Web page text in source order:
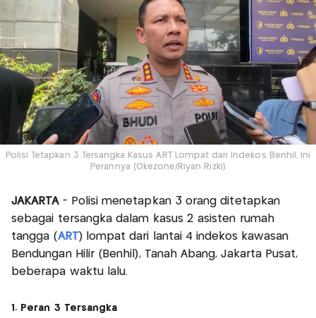
Polisi Tetapkan 3 Tersangka Kasus ART Lompat dari Indekos Benhil, Ini
Perannya (Okezone/Riyan Rizki)
JAKARTA- Polisi menetapkan 3 orang ditetapkan
sebagai tersangka dalam kasus 2 asisten rumah
tangga (ART) lompat dari lantai 4 indekos kawasan
Bendungan Hilir (Benhil), Tanah Abang, Jakarta Pusat,
beberapa waktu lalu.
1. Peran 3 Tersangka